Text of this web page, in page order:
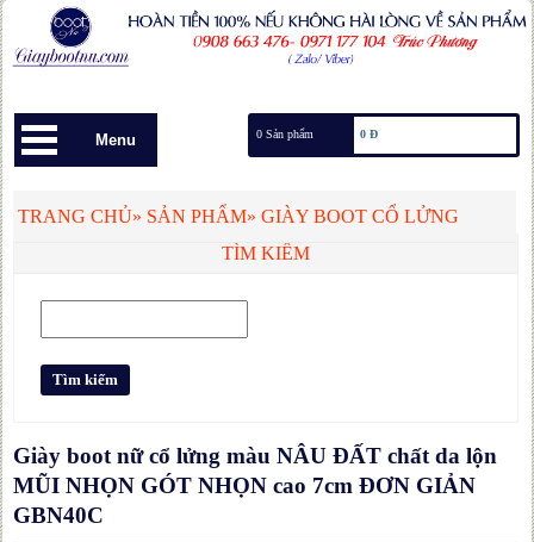
TÌM KIẾM
Giày boot nữ cổ lửng màu NÂU ĐẤT chất da lộn
MŨI NHỌN GÓT NHỌN cao 7cm ĐƠN GIẢN
GBN40C
TRANG CHỦ» SẢN PHẨM»GIÀY BOOT CỔ LỬNG
0 Sản phẩm 0 Đ
Menu